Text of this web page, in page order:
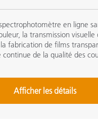
spectrophotomètre en ligne
la transmission visuelle
fabrication de films
continue de la qualité des
Afficher les détails